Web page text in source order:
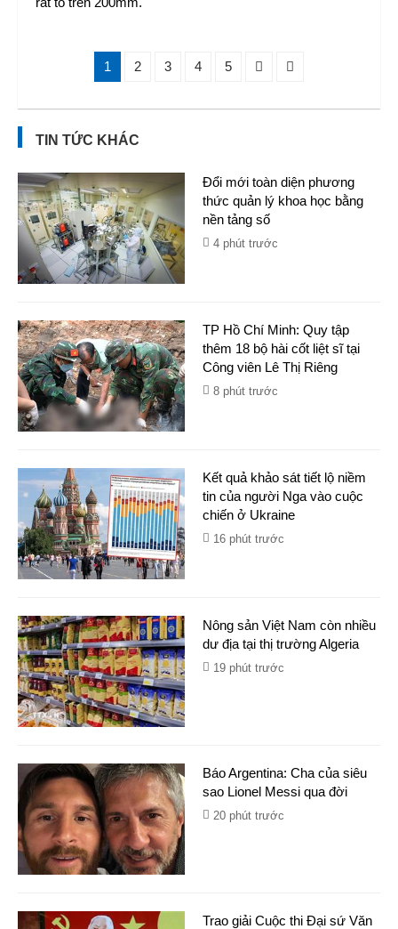
1 2 3 4 5
TIN TỨC KHÁC
Đổi mới toàn diện phương
thức quản lý khoa học bằng
nền tảng số
4 phút trước
TP Hồ Chí Minh: Quy tập
thêm 18 bộ hài cốt liệt sĩ tại
Công viên Lê Thị Riêng
8 phút trước
Kết quả khảo sát tiết lộ niềm
tin của người Nga vào cuộc
chiến ở Ukraine
16 phút trước
Nông sản Việt Nam còn nhiều
dư địa tại thị trường Algeria
19 phút trước
Báo Argentina: Cha của siêu
sao Lionel Messi qua đời
20 phút trước
Trao giải Cuộc thi Đại sứ Văn